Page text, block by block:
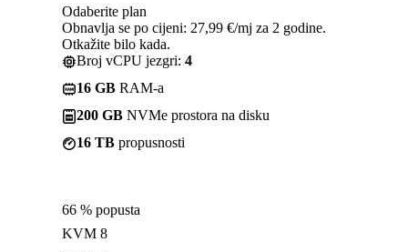
Odaberite plan
Obnavlja se po cijeni: 27,99 €/mj za 2 godine.
Otkažite bilo kada.
Broj vCPU jezgri: 4
16 GB RAM-a
200 GB NVMe prostora na disku
16 TB propusnosti
66 % popusta
KVM 8